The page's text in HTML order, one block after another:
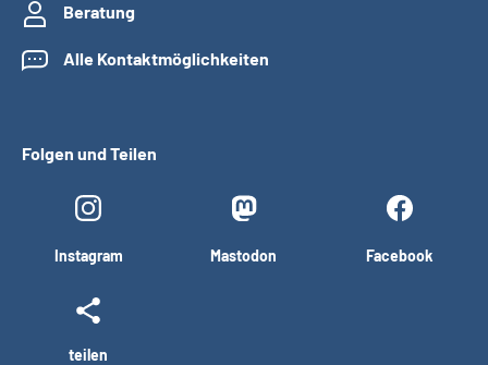
Beratung
Alle Kontaktmöglichkeiten
Folgen und Teilen
Instagram Mastodon Facebook
teilen